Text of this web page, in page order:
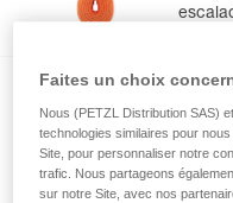
Corde
mm
Dry
Faites un choix
Nous (PETZL Distribution SAS)
technologies similaires pour
Site, pour personnaliser notre
trafic. Nous partageons
sur notre Site, avec nos